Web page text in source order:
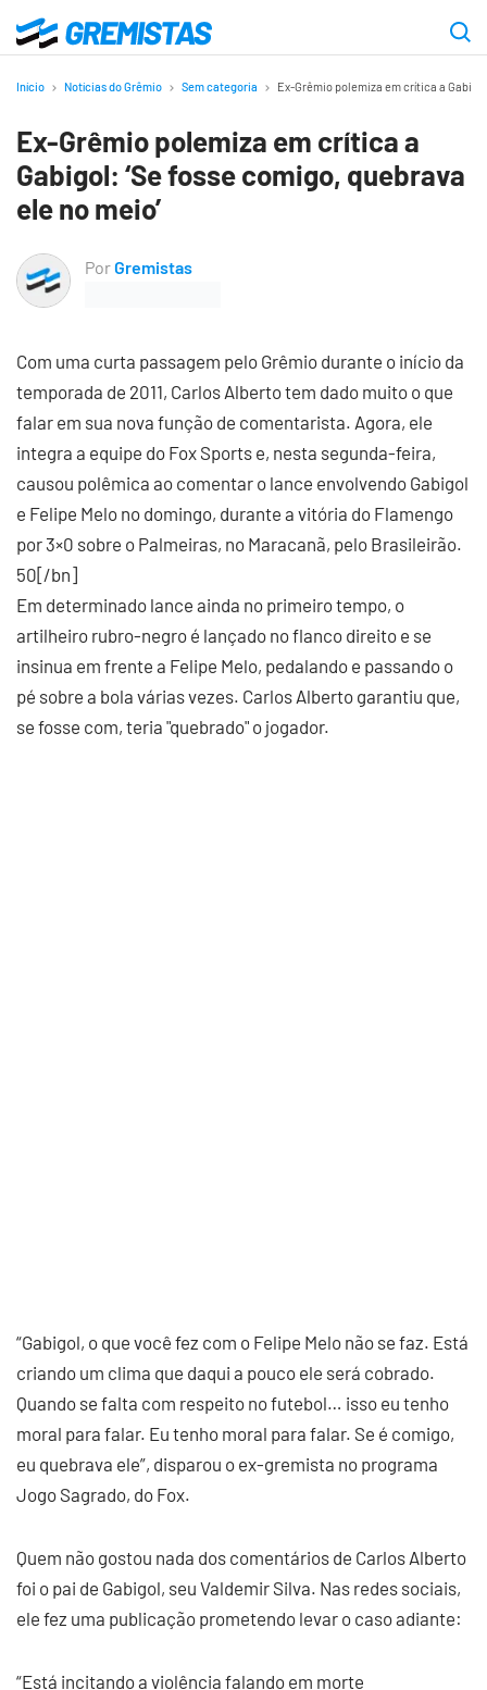
para
principal
Gremistas
Início Notícias do Grêmio Sem categoria Ex-Grêmio polemiza em crítica a
Ex-Grêmio polemiza em crítica a
Gabigol: ‘Se fosse comigo, quebrava
ele no meio’
PorGremistas
Com uma curta passagem pelo Grêmio durante o início da
temporada de 2011, Carlos Alberto tem dado muito o que
falar em sua nova função de comentarista. Agora, ele
integra a equipe do Fox Sports e, nesta segunda-feira,
causou polêmica ao comentar o lance envolvendo Gabigol
e Felipe Melo no domingo, durante a vitória do Flamengo
por 3×0 sobre o Palmeiras, no Maracanã, pelo Brasileirão.
50[/bn]
Em determinado lance ainda no primeiro tempo, o
artilheiro rubro-negro é lançado no flanco direito e se
insinua em frente a Felipe Melo, pedalando e passando o
pé sobre a bola várias vezes. Carlos Alberto garantiu que,
se fosse com, teria "quebrado" o jogador.
“Gabigol, o que você fez com o Felipe Melo não se faz. Está
criando um clima que daqui a pouco ele será cobrado.
Quando se falta com respeito no futebol… isso eu tenho
moral para falar. Eu tenho moral para falar. Se é comigo,
eu quebrava ele”, disparou o ex-gremista no programa
Jogo Sagrado, do Fox.
Quem não gostou nada dos comentários de Carlos Alberto
foi o pai de Gabigol, seu Valdemir Silva. Nas redes sociais,
ele fez uma publicação prometendo levar o caso adiante:
“Está incitando a violência falando em morte